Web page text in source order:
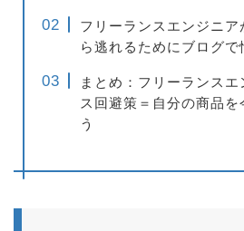
フリーランスエンジニ
ら逃れるためにブログ
まとめ：フリーランス
ス回避策＝自分の商品を
う